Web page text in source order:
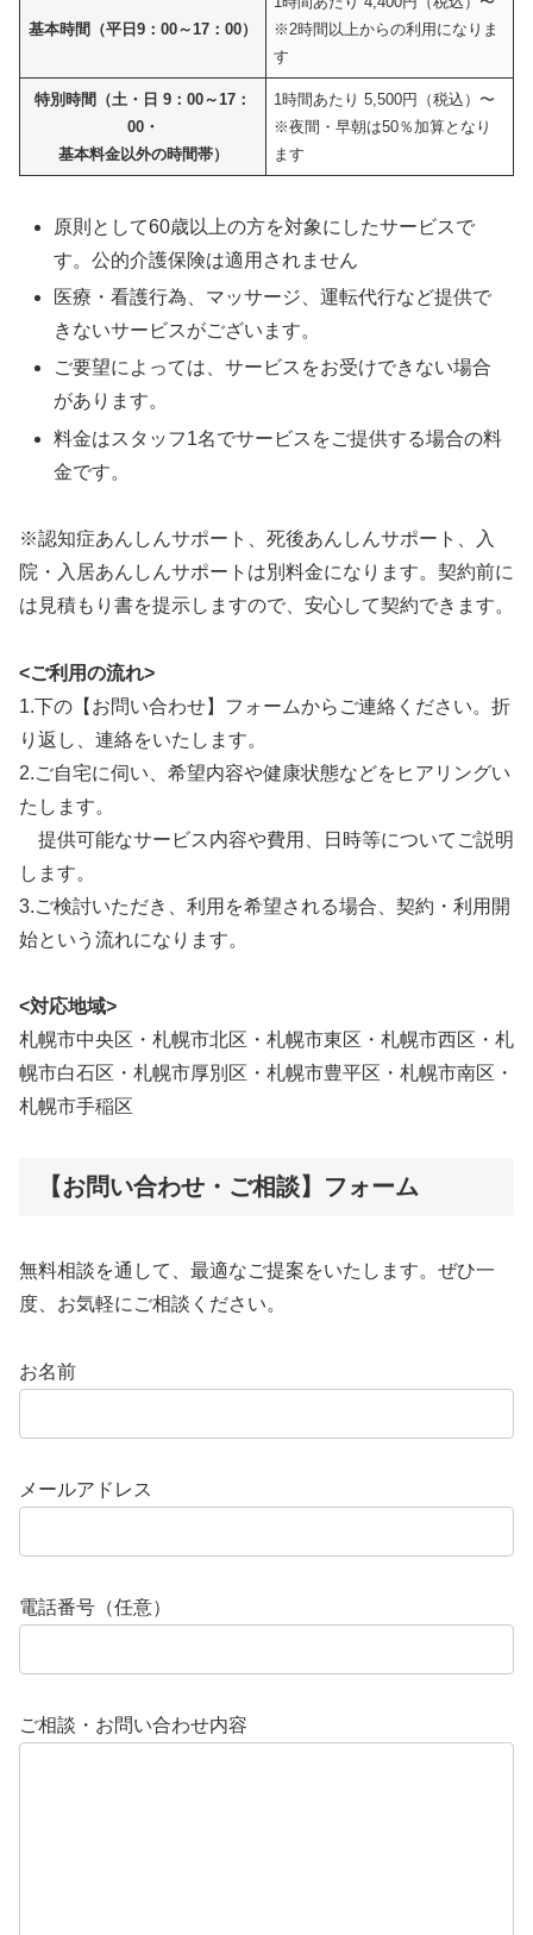
基本時間（平日9：00～17：00）
※2時間以上からの利用になりま
す
特別時間（土・日 9：00～17：
00・
基本料金以外の時間帯）
1時間あたり 5,500円（税込）〜
※夜間・早朝は50％加算となり
ます
原則として60歳以上の方を対象にしたサービスで
す。公的介護保険は適用されません
医療・看護行為、マッサージ、運転代行など提供で
きないサービスがございます。
ご要望によっては、サービスをお受けできない場合
があります。
料金はスタッフ1名でサービスをご提供する場合の料
金です。
※認知症あんしんサポート、死後あんしんサポート、入
院・入居あんしんサポートは別料金になります。契約前に
は見積もり書を提示しますので、安心して契約できます。
<ご利用の流れ>
1.下の【お問い合わせ】フォームからご連絡ください。折
り返し、連絡をいたします。
2.ご自宅に伺い、希望内容や健康状態などをヒアリングい
たします。
提供可能なサービス内容や費用、日時等についてご説明
します。
3.ご検討いただき、利用を希望される場合、契約・利用開
始という流れになります。
<対応地域>
札幌市中央区・札幌市北区・札幌市東区・札幌市西区・札
幌市白石区・札幌市厚別区・札幌市豊平区・札幌市南区・
札幌市手稲区
【お問い合わせ・ご相談】フォーム
無料相談を通して、最適なご提案をいたします。ぜひ一
度、お気軽にご相談ください。
お名前
メールアドレス
電話番号（任意）
ご相談・お問い合わせ内容